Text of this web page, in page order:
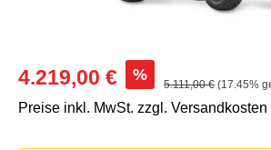
Verkaufspreis:
4.219,00 € % Regulärer Preis:
5.111,00 € (17.45%
Preise inkl. MwSt. zzgl. Versandkosten